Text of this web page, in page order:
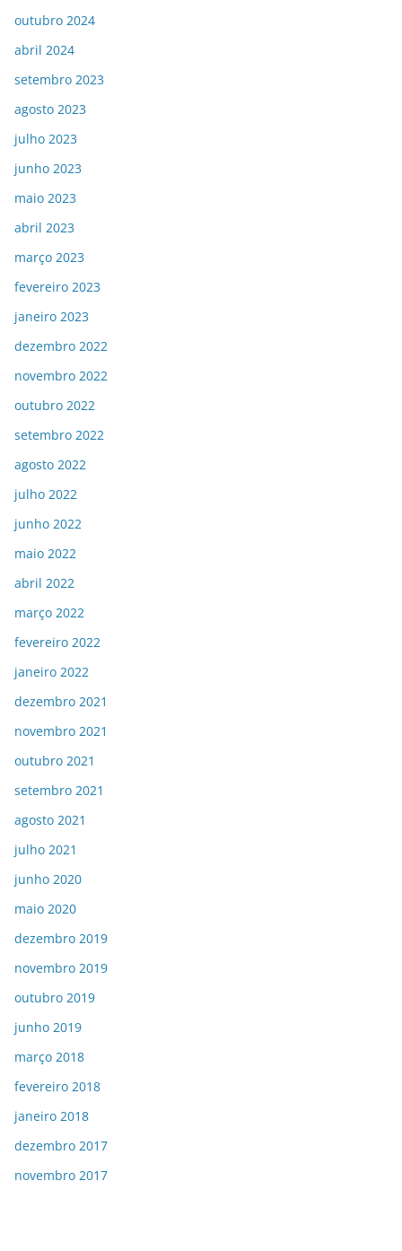
outubro 2024
abril 2024
setembro 2023
agosto 2023
julho 2023
junho 2023
maio 2023
abril 2023
março 2023
fevereiro 2023
janeiro 2023
dezembro 2022
novembro 2022
outubro 2022
setembro 2022
agosto 2022
julho 2022
junho 2022
maio 2022
abril 2022
março 2022
fevereiro 2022
janeiro 2022
dezembro 2021
novembro 2021
outubro 2021
setembro 2021
agosto 2021
julho 2021
junho 2020
maio 2020
dezembro 2019
novembro 2019
outubro 2019
junho 2019
março 2018
fevereiro 2018
janeiro 2018
dezembro 2017
novembro 2017